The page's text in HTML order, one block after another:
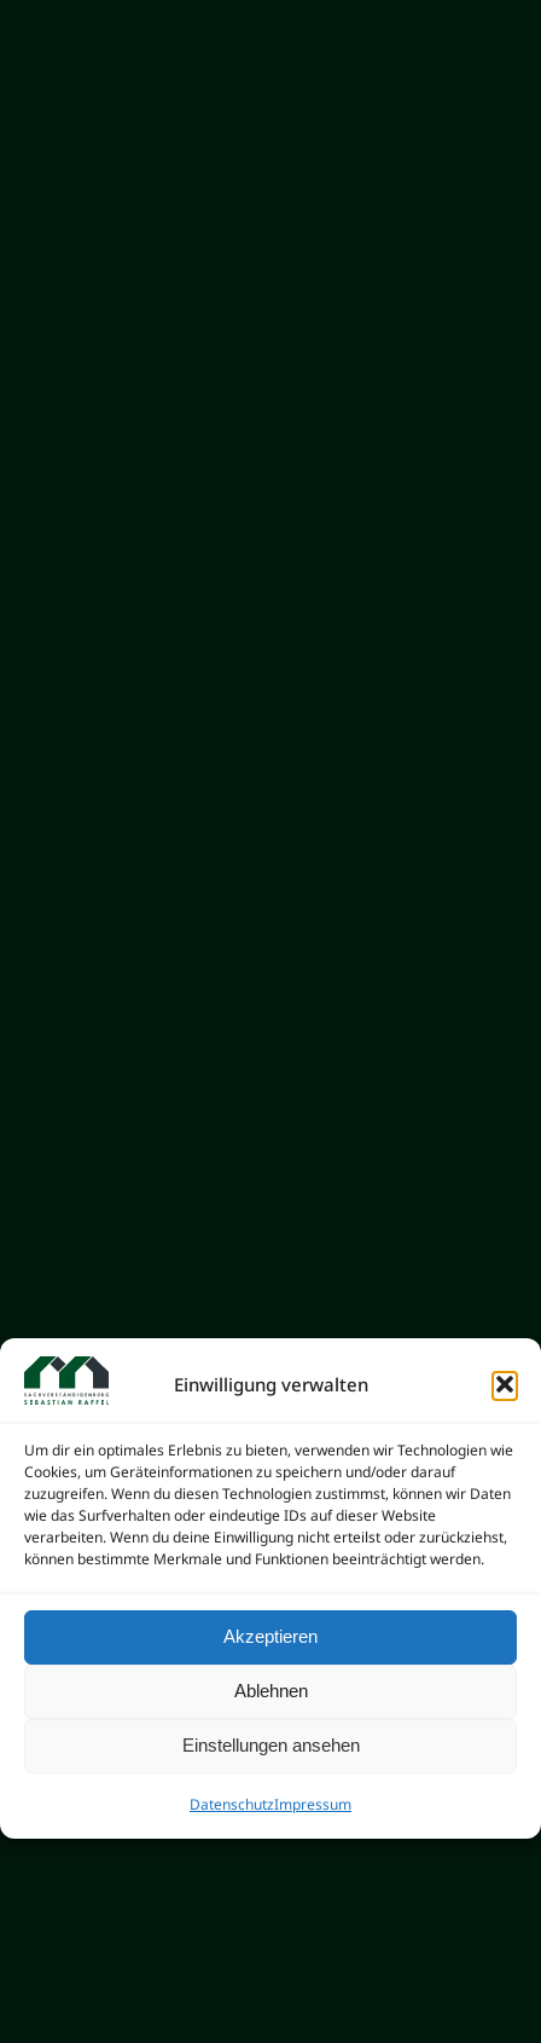
Einwilligung verwalten
Um dir ein optimales Erlebnis zu bieten, verwenden wir Technologien wie
Cookies, um Geräteinformationen zu speichern und/oder darauf
zuzugreifen. Wenn du diesen Technologien zustimmst, können wir Daten
wie das Surfverhalten oder eindeutige IDs auf dieser Website
verarbeiten. Wenn du deine Einwilligung nicht erteilst oder zurückziehst,
können bestimmte Merkmale und Funktionen beeinträchtigt werden.
Akzeptieren
Ablehnen
Einstellungen ansehen
DatenschutzImpressum
Vermeiden Sie kostspielige
Überraschungen
Wir beraten Sie bei ihrem Immobilienkauf.
Mit über 20 Jahren Erfahrung machen wir
Sie, auf alle möglichen Schwachstellen